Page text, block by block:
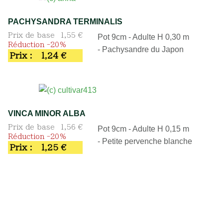
PACHYSANDRA TERMINALIS
Prix de base
1,55 €
Réduction -20%
Prix : 1,24 €
Pot 9cm - Adulte H 0,30 m
- Pachysandre du Japon
VINCA MINOR ALBA
Prix de base
1,56 €
Réduction -20%
Prix : 1,25 €
Pot 9cm - Adulte H 0,15 m
- Petite pervenche blanche